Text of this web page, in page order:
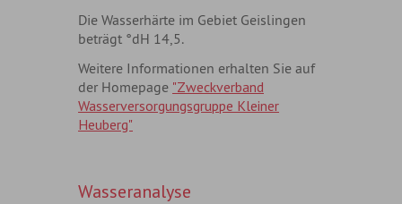
Die Wasserhärte im Gebiet Geislingen
beträgt °dH 14,5.
Weitere Informationen erhalten Sie auf
der Homepage "Zweckverband
Wasserversorgungsgruppe Kleiner
Heuberg"
Wasseranalyse